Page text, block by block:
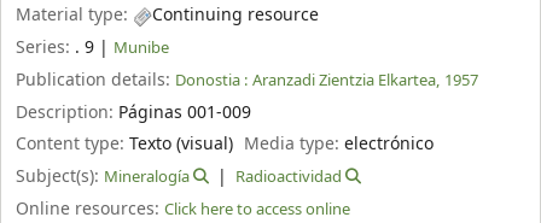
Material type:
Continuing resource
Series: . 9 | Munibe
Publication details: Donostia : Aranzadi Zientzia Elkartea, 1957
Description: Páginas 001-009
Content type: Texto (visual) Media type:electrónico
Subject(s): Mineralogía Radioactividad
Online resources: Click here to access online